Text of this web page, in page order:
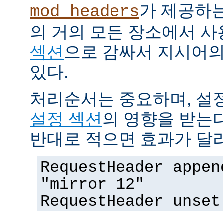
mod_headers가 제공하
의 거의 모든 장소에서
섹션으로 감싸서 지시어
있다.
처리순서는 중요하며, 설
설정 섹션의 영향을 받는
반대로 적으면 효과가 달
RequestHeader
"mirror 12"
RequestHeader